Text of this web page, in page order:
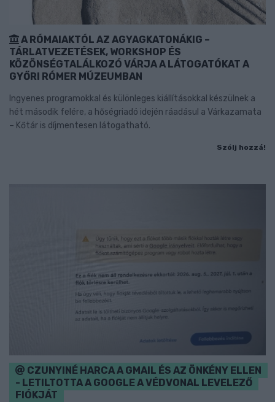
A RÓMAIAKTÓL AZ AGYAGKATONÁKIG –
TÁRLATVEZETÉSEK, WORKSHOP ÉS
KÖZÖNSÉGTALÁLKOZÓ VÁRJA A LÁTOGATÓKAT A
GYŐRI RÓMER MÚZEUMBAN
Ingyenes programokkal és különleges kiállításokkal készülnek a
hét második felére, a hőségriadó idején ráadásul a Várkazamata
– Kőtár is díjmentesen látogatható.
Szólj hozzá!
CZUNYINÉ HARCA A GMAIL ÉS AZ ÖNKÉNY ELLEN
- LETILTOTTA A GOOGLE A VÉDVONAL LEVELEZŐ
FIÓKJÁT